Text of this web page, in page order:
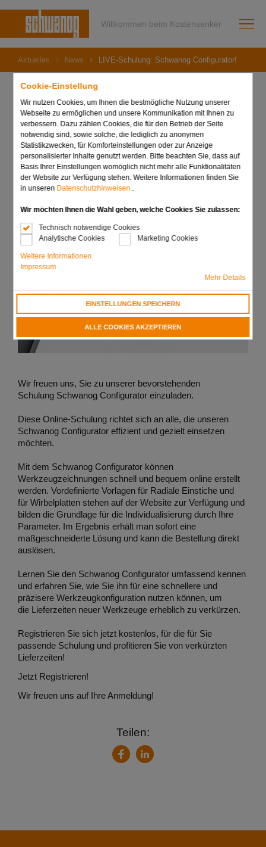
Cookie-Einstellung
Wir nutzen Cookies, um Ihnen die bestmögliche Nutzung unserer
Webseite zu ermöglichen und unsere Kommunikation mit Ihnen zu
verbessern. Dazu zählen Cookies, die für den Betrieb der Seite
notwendig sind, sowie solche, die lediglich zu anonymen
Statistikzwecken, für Komforteinstellungen oder zur Anzeige
personalisierter Inhalte genutzt werden. Bitte beachten Sie, dass auf
Basis Ihrer Einstellungen womöglich nicht mehr alle Funktionalitäten
der Website zur Verfügung stehen. Weitere Informationen finden Sie
in unseren Datenschutzhinweisen.
Wir möchten Ihnen die Wahl geben, welche Cookies Sie zulassen:
Technisch notwendige Cookies
Analytische Cookies
Marketing Cookies
Weitere Informationen
Impressum
Mehr Details
EINSTELLUNGEN SPEICHERN
ALLE COOKIES AKZEPTIEREN
Willkommen beim Kostensenker
Aktuelles News LIVE-Schulung: Schwanog Configurator!
19. November 2024
LIVE-Schulung:
Schwanog Configurator!
Wir freuen uns, Sie zu unserer bevorstehenden
Schulung Schwanog Configurator einzuladen.
Diese Online-Schulung richtet sich an alle, die unseren
Schwanog Configurator effizient und gezielt einsetzen
möchten.
Mit dem Schwanog Configurator können
Werkzeugzeichnungen schnell und bequem online erstellt
werden. Vordefinierte Vorlagen für Radiale Einstiche und
für Wirbelplatten stehen auf der Website zur Verfügung und
bilden die Grundlage für die Individualisierung durch Ihre
Parameter. Im Ergebnis erhält man sofort eine
maßgeschneiderte Lösung und kann die Bestellung direkt
auslösen.
Lernen Sie den Schwanog Configurator umfassend kennen
und erfahren Sie, wie Sie ihn für eine schnellere und
präzisere Werkzeugkonfiguration nutzen können, um
die Lieferzeiten neuer Werkzeuge erheblich zu verkürzen.
Registrieren Sie sich jetzt kostenlos, für die für Sie
passende Schulung und profitieren Sie von verkürzten
Lieferzeiten!
Jetzt Registrieren!
Wir freuen uns auf Ihre Anmeldung!
Teilen:
FacebookLinkedIn